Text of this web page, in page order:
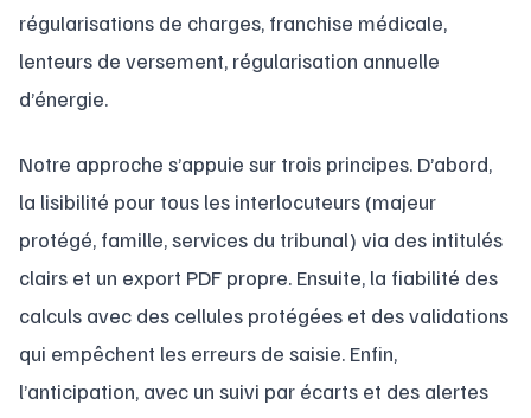
régularisations de charges, franchise médicale,
lenteurs de versement, régularisation annuelle
d’énergie.
Notre approche s’appuie sur trois principes. D’abord,
la lisibilité pour tous les interlocuteurs (majeur
protégé, famille, services du tribunal) via des intitulés
clairs et un export PDF propre. Ensuite, la fiabilité des
calculs avec des cellules protégées et des validations
qui empêchent les erreurs de saisie. Enfin,
l’anticipation, avec un suivi par écarts et des alertes